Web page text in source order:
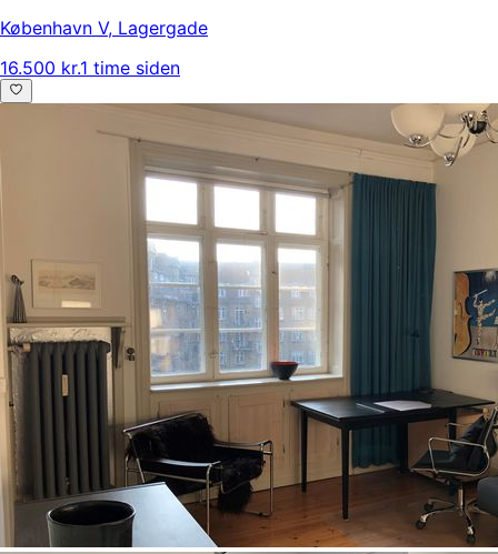
København V, Lagergade
16.500 kr.1 time siden